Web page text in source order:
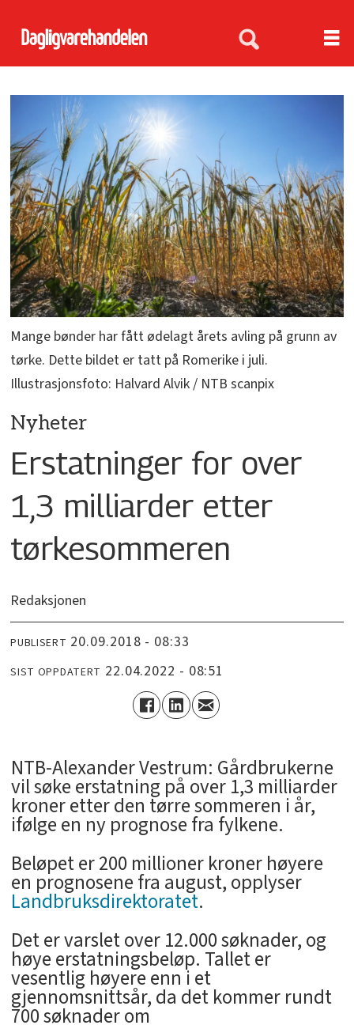
Mange bønder har fått ødelagt årets avling på grunn av
tørke. Dette bildet er tatt på Romerike i juli.
Illustrasjonsfoto: Halvard Alvik / NTB scanpix
Nyheter
Erstatninger for over
1,3 milliarder etter
tørkesommeren
Redaksjonen
PUBLISERT 20.09.2018 - 08:33
SIST OPPDATERT 22.04.2022 - 08:51
NTB-Alexander Vestrum: Gårdbrukerne
vil søke erstatning på over 1,3 milliarder
kroner etter den tørre sommeren i år,
ifølge en ny prognose fra fylkene.
Beløpet er 200 millioner kroner høyere
en prognosene fra august, opplyser
Landbruksdirektoratet.
Det er varslet over 12.000 søknader, og
høye erstatningsbeløp. Tallet er
vesentlig høyere enn i et
gjennomsnittsår, da det kommer rundt
700 søknader om